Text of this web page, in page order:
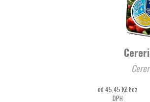
od 45,45 Kč bez
DPH